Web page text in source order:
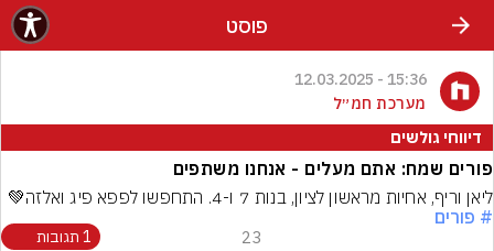
פוסט
15:36 - 12.03.2025
מערכת חמ״ל
דיווחי גולשים
פורים שמח: אתם מעלים - אנחנו משתפים
ליאן וריף, אחיות מראשון לציון, בנות 7 ו-4. התחפשו לפפא פיג ואלזה💚
# פורים
23 1 תגובות